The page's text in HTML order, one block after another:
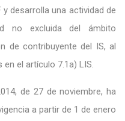
desarrolla una actividad de
no excluida del ámbito
de contribuyente del IS, al
el artículo 7.1a) LIS.
de 27 de noviembre, ha
a partir de 1 de enero